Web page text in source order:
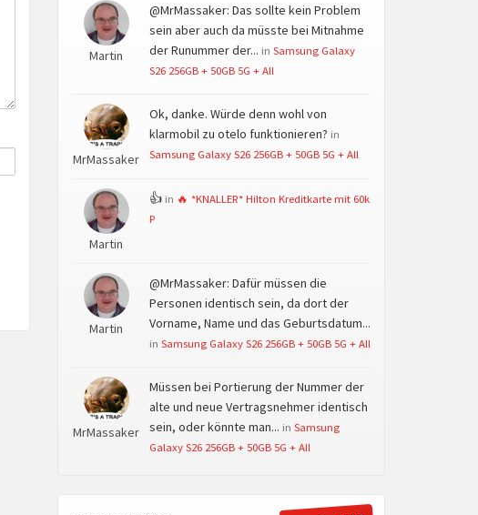
Martin
@MrMassaker: Das sollte kein Problem
sein aber auch da müsste bei Mitnahme
der Runummer der... in Samsung Galaxy
S26 256GB + 50GB 5G + All
MrMassaker
Ok, danke. Würde denn wohl von
klarmobil zu otelo funktionieren? in
Samsung Galaxy S26 256GB + 50GB 5G + All
Martin
👍 in 🔥 *KNALLER* Hilton Kreditkarte mit 60k
P
Martin
@MrMassaker: Dafür müssen die
Personen identisch sein, da dort der
Vorname, Name und das Geburtsdatum...
in Samsung Galaxy S26 256GB + 50GB 5G + All
MrMassaker
Müssen bei Portierung der Nummer der
alte und neue Vertragsnehmer identisch
sein, oder könnte man... in Samsung
Galaxy S26 256GB + 50GB 5G + All